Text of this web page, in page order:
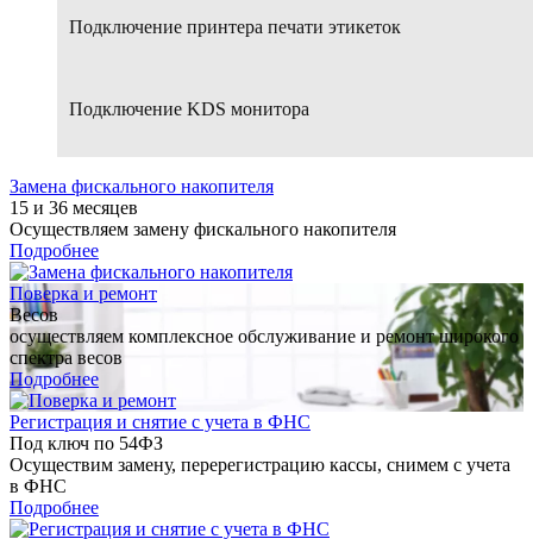
Подключение принтера печати этикеток
Подключение KDS монитора
Замена фискального накопителя
15 и 36 месяцев
Осуществляем замену фискального накопителя
Подробнее
Поверка и ремонт
Весов
осуществляем комплексное обслуживание и ремонт широкого
спектра весов
Подробнее
Регистрация и снятие с учета в ФНС
Под ключ по 54ФЗ
Осуществим замену, перерегистрацию кассы, снимем с учета
в ФНС
Подробнее